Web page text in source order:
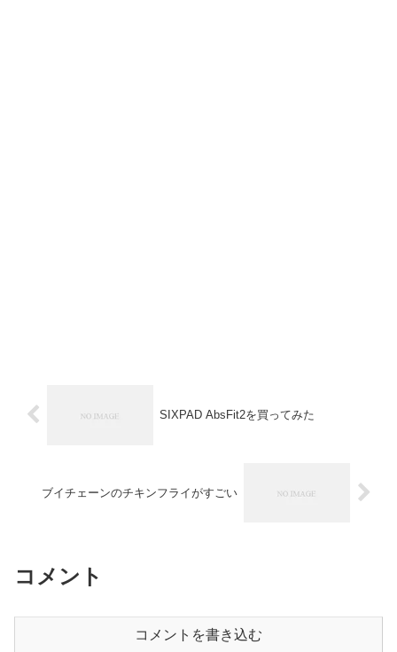
SIXPAD AbsFit2を買ってみた
ブイチェーンのチキンフライがすごい
コメント
コメントを書き込む